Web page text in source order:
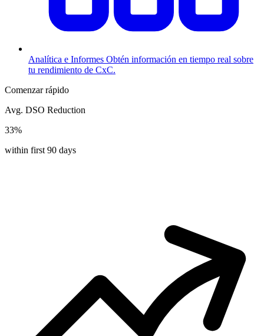
Analítica e Informes Obtén información en tiempo real sobre
tu rendimiento de CxC.
Comenzar rápido
Avg. DSO Reduction
33%
within first 90 days